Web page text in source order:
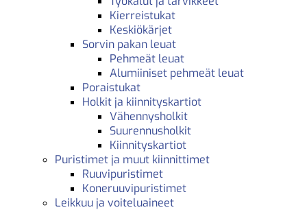
Kierreistukat
Keskiökärjet
Sorvin pakan leuat
Pehmeät leuat
Alumiiniset pehmeät leuat
Poraistukat
Holkit ja kiinnityskartiot
Vähennysholkit
Suurennusholkit
Kiinnityskartiot
Puristimet ja muut kiinnittimet
Ruuvipuristimet
Koneruuvipuristimet
Leikkuu ja voiteluaineet